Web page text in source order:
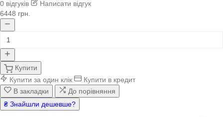
0 відгуків
Написати відгук
6448 грн.
Купити
Купити за один клік
Купити в кредит
В закладки
До порівняння
₴ Знайшли дешевше?